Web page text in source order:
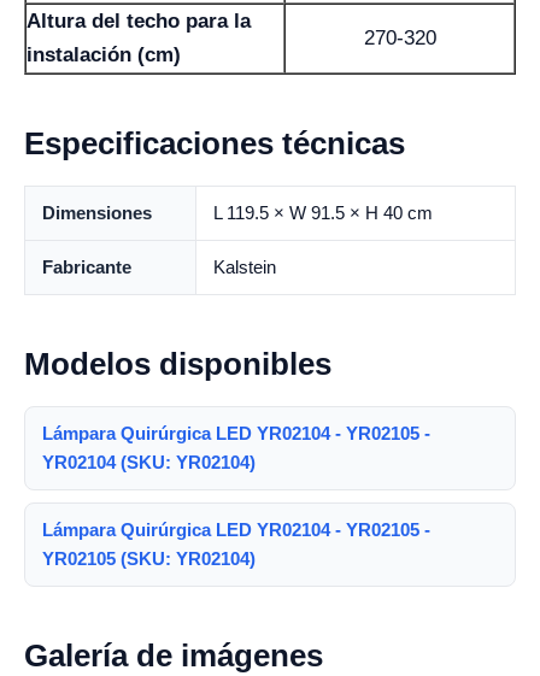
Altura del techo para la
instalación (cm)
270-320
Especificaciones técnicas
Dimensiones L 119.5 × W 91.5 × H 40 cm
Fabricante Kalstein
Modelos disponibles
Lámpara Quirúrgica LED YR02104 - YR02105 -
YR02104 (SKU: YR02104)
Lámpara Quirúrgica LED YR02104 - YR02105 -
YR02105 (SKU: YR02104)
Galería de imágenes